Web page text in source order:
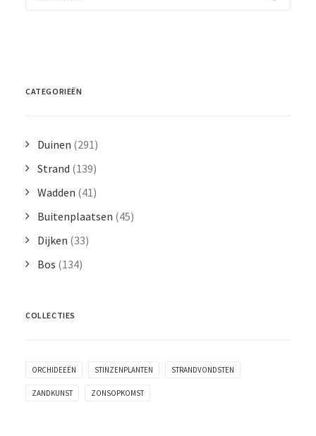
CATEGORIEËN
Duinen (291)
Strand (139)
Wadden (41)
Buitenplaatsen (45)
Dijken (33)
Bos (134)
COLLECTIES
ORCHIDEEËN STINZENPLANTEN STRANDVONDSTEN
ZANDKUNST ZONSOPKOMST